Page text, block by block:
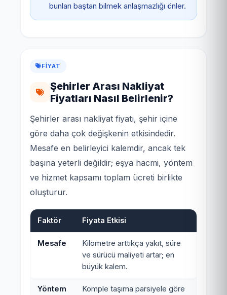
bunları baştan bilmek anlaşmazlığı önler.
FIYAT
Şehirler Arası Nakliyat
Fiyatları Nasıl Belirlenir?
Şehirler arası nakliyat fiyatı, şehir içine
göre daha çok değişkenin etkisindedir.
Mesafe en belirleyici kalemdir, ancak tek
başına yeterli değildir; eşya hacmi, yöntem
ve hizmet kapsamı toplam ücreti birlikte
oluşturur.
Faktör Fiyata Etkisi
Mesafe
Kilometre arttıkça yakıt, süre
ve sürücü maliyeti artar; en
büyük kalem.
Yöntem
Komple taşıma parsiyele göre